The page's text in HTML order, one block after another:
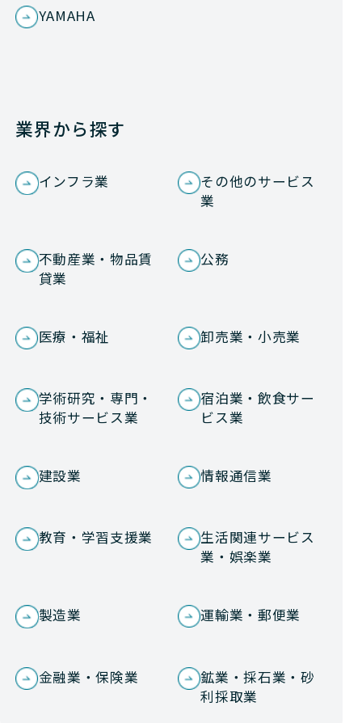
YAMAHA
業界から探す
インフラ業
その他のサービス
業
不動産業・物品賃
貸業
公務
医療・福祉 卸売業・小売業
学術研究・専門・
技術サービス業
宿泊業・飲食サー
ビス業
建設業 情報通信業
教育・学習支援業
生活関連サービス
業・娯楽業
製造業 運輸業・郵便業
金融業・保険業
鉱業・採石業・砂
利採取業